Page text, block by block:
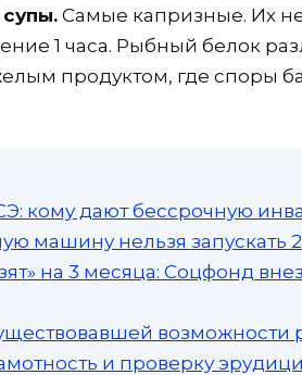
Самые капризные. Их
1 часа. Рыбный белок
продуктом, где споры
кому дают бессрочную
машину нельзя запускать
на 3 месяца: Соцфонд
возможности
и проверку